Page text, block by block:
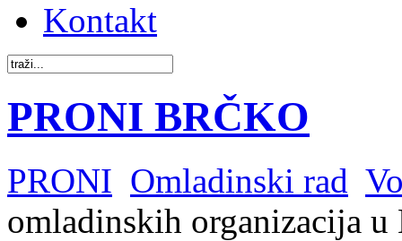
Kontakt
PRONI BRČKO
PRONI Omladinski rad
omladinskih organizacija